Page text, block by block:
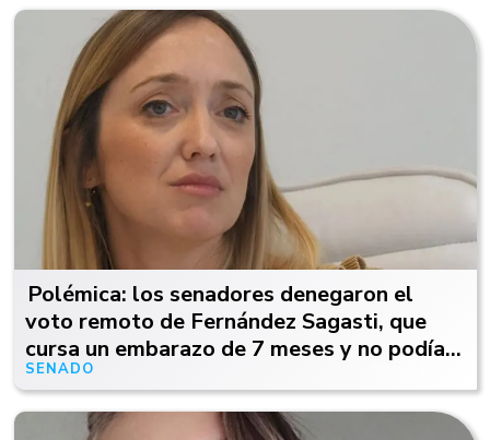
Polémica: los senadores denegaron el
voto remoto de Fernández Sagasti, que
cursa un embarazo de 7 meses y no podía
viajar
SENADO